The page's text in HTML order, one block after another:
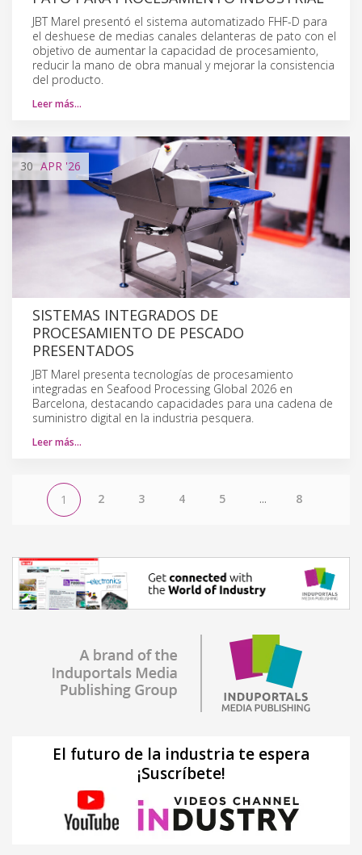
JBT Marel presentó el sistema automatizado FHF-D para
el deshuese de medias canales delanteras de pato con el
objetivo de aumentar la capacidad de procesamiento,
reducir la mano de obra manual y mejorar la consistencia
del producto.
Leer más…
30 APR '26
SISTEMAS INTEGRADOS DE
PROCESAMIENTO DE PESCADO
PRESENTADOS
JBT Marel presenta tecnologías de procesamiento
integradas en Seafood Processing Global 2026 en
Barcelona, destacando capacidades para una cadena de
suministro digital en la industria pesquera.
Leer más…
1 2 3 4 5 ... 8
El futuro de la industria te espera
¡Suscríbete!